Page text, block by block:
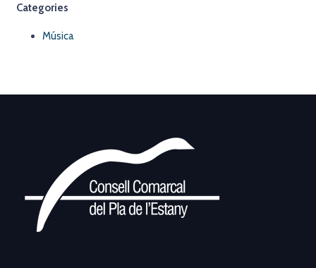
Categories
Música